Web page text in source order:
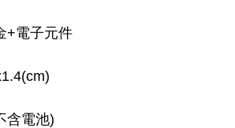
金+電子元件
含電池)